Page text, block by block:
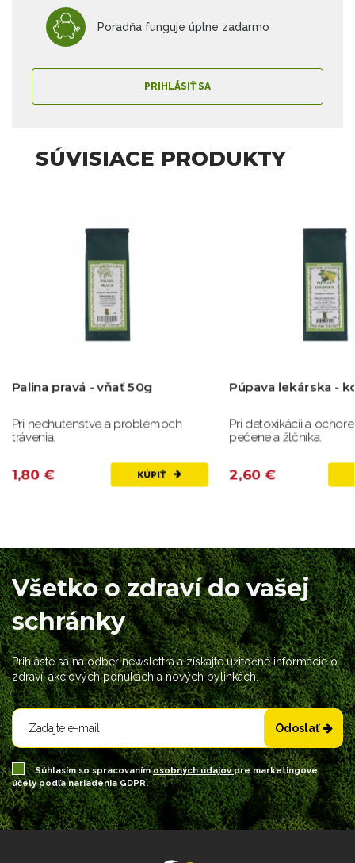
Poradňa funguje úplne zadarmo
PRIHLÁSIŤ SA
SÚVISIACE PRODUKTY
Palina pravá - vňať 50g
Pri nechutenstve a problémoch
trávenia.
1,80 € KÚPIŤ
Púpava lekárska -
Pri detoxikácii a
pečene a žlčníka.
2,60 €
Všetko o zdraví do vašej
schránky
Prihláste sa na odber newslettra a získajte užitočné informácie o
zdraví, akciových ponukách a nových bylinkách.
Odoslať
Súhlasím so spracovanímosobných údajovpre marketingové
účely podľa nariadenia GDPR.